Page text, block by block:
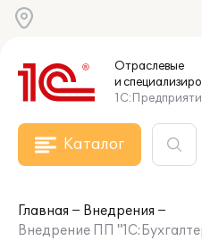
Отраслевые
и
Каталог
Главная
Внедрения
Внедрение ПП